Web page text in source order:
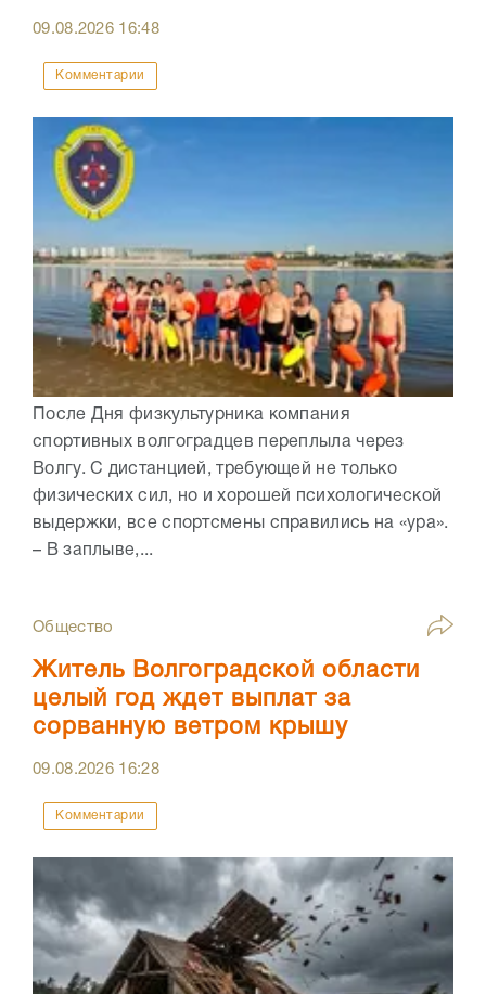
09.08.2026 16:48
Комментарии
После Дня физкультурника компания
спортивных волгоградцев переплыла через
Волгу. С дистанцией, требующей не только
физических сил, но и хорошей психологической
выдержки, все спортсмены справились на «ура».
– В заплыве,...
Общество
Житель Волгоградской области
целый год ждет выплат за
сорванную ветром крышу
09.08.2026 16:28
Комментарии